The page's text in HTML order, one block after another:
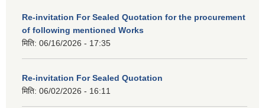
Re-invitation For Sealed Quotation for the procurement
of following mentioned Works
मिति: 06/16/2026 - 17:35
Re-invitation For Sealed Quotation
मिति: 06/02/2026 - 16:11